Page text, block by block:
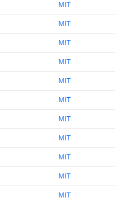
MIT
MIT
MIT
MIT
MIT
MIT
MIT
MIT
MIT
MIT
MIT